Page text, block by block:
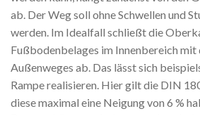
ab. Der Weg soll ohne Schwellen und
werden. Im Idealfall schließt die
Fußbodenbelages im Innenbereich
Außenweges ab. Das lässt sich
Rampe realisieren. Hier gilt die DIN
diese maximal eine Neigung von 6 %